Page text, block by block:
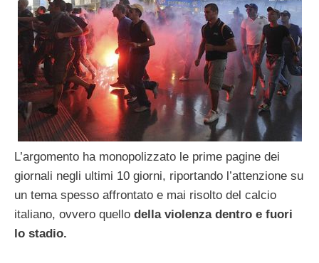
L’argomento ha monopolizzato le prime pagine dei
giornali negli ultimi 10 giorni, riportando l’attenzione su
un tema spesso affrontato e mai risolto del calcio
italiano, ovvero quello della violenza dentro e fuori
lo stadio.